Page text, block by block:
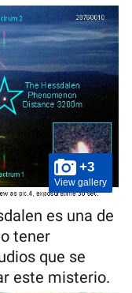
+3
View gallery
es una de
tener
que se
este misterio.